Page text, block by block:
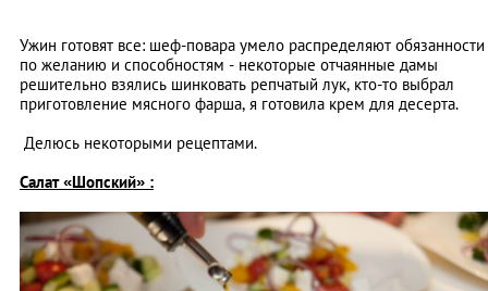
Ужин готовят все: шеф-повара умело распределяют обязанности
по желанию и способностям - некоторые отчаянные дамы
решительно взялись шинковать репчатый лук, кто-то выбрал
приготовление мясного фарша, я готовила крем для десерта.
Делюсь некоторыми рецептами.
Салат «Шопский» :